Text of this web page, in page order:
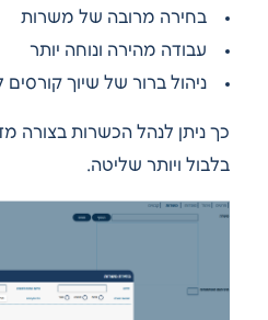
בחירה מרובה של משרות
עבודה מהירה ונוחה יותר
ניהול ברור של שיוך
כך ניתן לנהל הכשרות בצורה
בלבול ויותר שליטה.